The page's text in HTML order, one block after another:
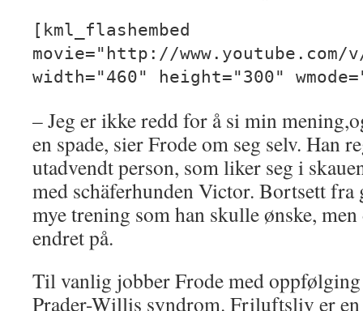
[kml_flashembed
movie="http://www.youtube.com/
width="460" height="300"
– Jeg er ikke redd for å si min
en spade, sier Frode om seg selv. Han
utadvendt person, som liker seg i
med schäferhunden Victor. Bortsett fra
mye trening som han skulle ønske,
endret på.
Til vanlig jobber Frode med
Prader-Willis syndrom. Friluftsliv er